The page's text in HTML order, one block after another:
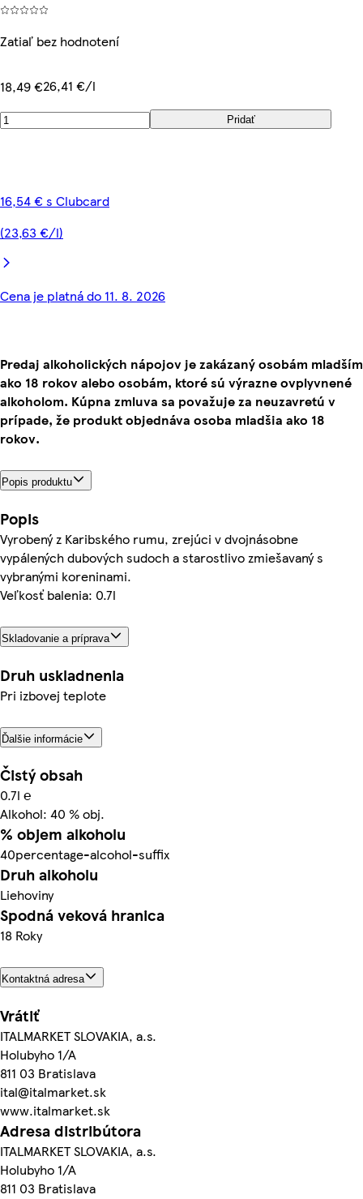
Zatiaľ bez hodnotení
18,49 €26,41 €/l
Pridať
16,54 € s Clubcard
(23,63 €/l)
Cena je platná do 11. 8. 2026
Predaj alkoholických nápojov je zakázaný osobám mladším
ako 18 rokov alebo osobám, ktoré sú výrazne ovplyvnené
alkoholom. Kúpna zmluva sa považuje za neuzavretú v
prípade, že produkt objednáva osoba mladšia ako 18
rokov.
Popis produktu
Popis
Vyrobený z Karibského rumu, zrejúci v dvojnásobne
vypálených dubových sudoch a starostlivo zmiešavaný s
vybranými koreninami.
Veľkosť balenia: 0.7l
Skladovanie a príprava
Druh uskladnenia
Pri izbovej teplote
Ďalšie informácie
Čistý obsah
0.7l ℮
Alkohol: 40 % obj.
% objem alkoholu
40percentage-alcohol-suffix
Druh alkoholu
Liehoviny
Spodná veková hranica
18 Roky
Kontaktná adresa
Vrátiť
ITALMARKET SLOVAKIA, a.s.
Holubyho 1/A
811 03 Bratislava
ital@italmarket.sk
www.italmarket.sk
Adresa distribútora
ITALMARKET SLOVAKIA, a.s.
Holubyho 1/A
811 03 Bratislava